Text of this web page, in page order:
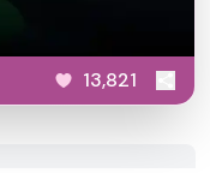
13,821